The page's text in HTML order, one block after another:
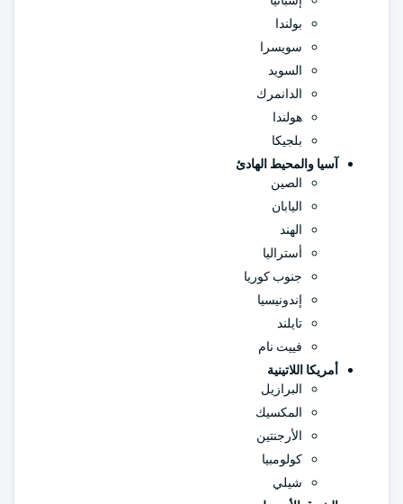
بولندا
سويسرا
السويد
الدانمرك
هولندا
بلجيكا
آسيا والمحيط الهادئ
الصين
اليابان
الهند
أستراليا
جنوب كوريا
إندونيسيا
تايلند
فييت نام
أمريكا اللاتينية
البرازيل
المكسيك
الأرجنتين
كولومبيا
شيلي